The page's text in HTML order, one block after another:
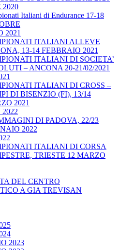
2020
Italiani di Endurance 17-18
2021
ITALIANI ALLEVE
13-14 FEBBRAIO 2021
ITALIANI DI SOCIETA’
– ANCONA 20-21/02/2021
ITALIANI DI CROSS –
DI BISENZIO (FI), 13/14
2021
DI PADOVA, 22/23
2022
ITALIANI DI CORSA
TRIESTE 12 MARZO
DEL CENTRO
A GIA TREVISAN
2023